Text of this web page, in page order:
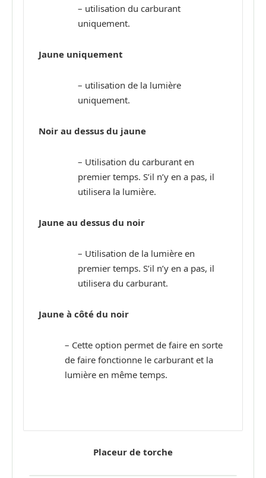
– utilisation du carburant
uniquement.
Jaune uniquement
– utilisation de la lumière
uniquement.
Noir au dessus du jaune
– Utilisation du carburant en
premier temps. S’il n’y en a pas, il
utilisera la lumière.
Jaune au dessus du noir
– Utilisation de la lumière en
premier temps. S’il n’y en a pas, il
utilisera du carburant.
Jaune à côté du noir
– Cette option permet de faire en sorte
de faire fonctionne le carburant et la
lumière en même temps.
Placeur de torche